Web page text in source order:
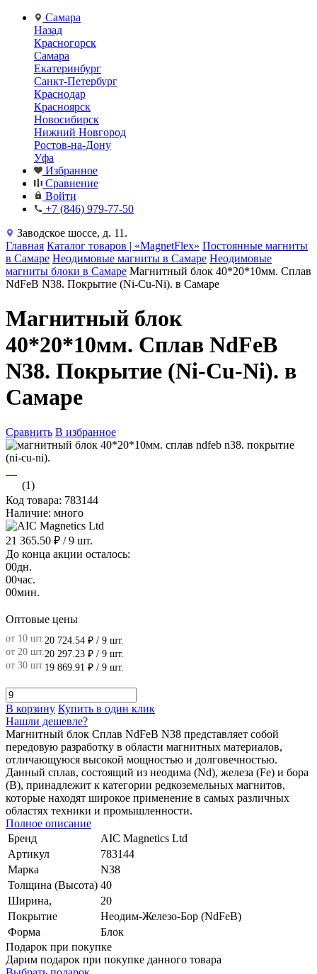
Самара
Назад
Красногорск
Самара
Екатеринбург
Санкт-Петербург
Краснодар
Красноярск
Новосибирск
Нижний Новгород
Ростов-на-Дону
Уфа
Избранное
Сравнение
Войти
+7 (846) 979-77-50
Заводское шоссе, д. 11.
Главная Каталог товаров | «MagnetFlex» Постоянные магниты
в Самаре Неодимовые магниты в Самаре Неодимовые
магниты блоки в Самаре Магнитный блок 40*20*10мм. Сплав
NdFeB N38. Покрытие (Ni-Cu-Ni). в Самаре
Магнитный блок
40*20*10мм. Сплав NdFeB
N38. Покрытие (Ni-Cu-Ni). в
Самаре
Сравнить В избранное
(1)
Код товара: 783144
Наличие: много
21 365.50 ₽ / 9 шт.
До конца акции осталось:
00дн.
00час.
00мин.
Оптовые цены
от 10 шт. 20 724.54 ₽ / 9 шт.
от 20 шт. 20 297.23 ₽ / 9 шт.
от 30 шт. 19 869.91 ₽ / 9 шт.
В корзину Купить в один клик
Нашли дешевле?
Магнитный блок Сплав NdFeB N38 представляет собой
передовую разработку в области магнитных материалов,
отличающуюся высокой мощностью и долговечностью.
Данный сплав, состоящий из неодима (Nd), железа (Fe) и бора
(B), принадлежит к категории редкоземельных магнитов,
которые находят широкое применение в самых различных
областях техники и промышленности.
Полное описание
Бренд
AIC Magnetics Ltd
Артикул
783144
Марка
N38
Толщина (Высота) 40
Ширина,
20
Покрытие
Неодим-Железо-Бор (NdFeB)
Форма
Блок
Подарок при покупке
Дарим подарок при покупке данного товара